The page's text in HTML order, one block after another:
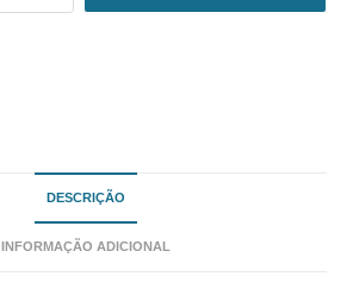
DESCRIÇÃO
INFORMAÇÃO ADICIONAL